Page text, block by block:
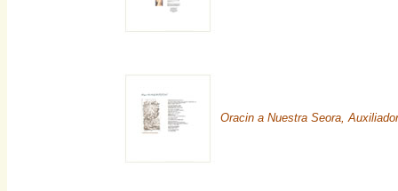
Oracin a Nuestra Seora,